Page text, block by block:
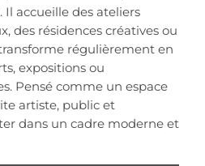
Il accueille des ateliers
des résidences créatives ou
régulièrement en
expositions ou
Pensé comme un espace
artiste, public et
dans un cadre moderne et